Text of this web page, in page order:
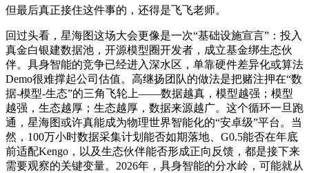
但最后真正接住这件事的，还得是飞飞老师。
回过头看，星海图这场大会更像是一次“基础设施宣言”：投入
真金白银建数据池，开源模型圈开发者，成立基金绑生态伙
伴。具身智能的竞争已经进入深水区，单靠硬件差异化或算法
Demo很难撑起公司估值。高继扬团队的做法是把赌注押在“数
据-模型-生态”的三角飞轮上——数据越真，模型越强；模型
越强，生态越厚；生态越厚，数据来源越广。这个循环一旦跑
通，星海图或许真能成为物理世界智能化的“安卓级”平台。当
然，100万小时数据采集计划能否如期落地、G0.5能否在年底
前适配Kengo，以及生态伙伴能否形成正向反馈，都是接下来
需要观察的关键变量。2026年，具身智能的分水岭，可能就从